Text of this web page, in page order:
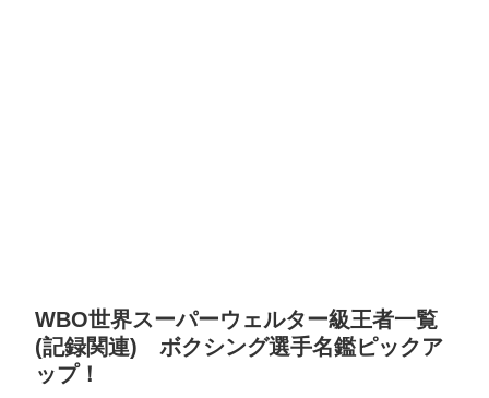
WBO世界スーパーウェルター級王者一覧
(記録関連) ボクシング選手名鑑ピックア
ップ！